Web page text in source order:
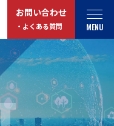
MENU
お問い合わせ
・よくある質問
報
ちコラム